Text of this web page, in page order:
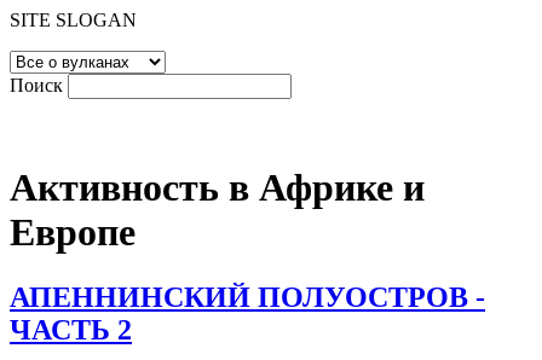
SITE SLOGAN
Поиск
Активность в Африке и
Европе
АПЕННИНСКИЙ ПОЛУОСТРОВ -
ЧАСТЬ 2